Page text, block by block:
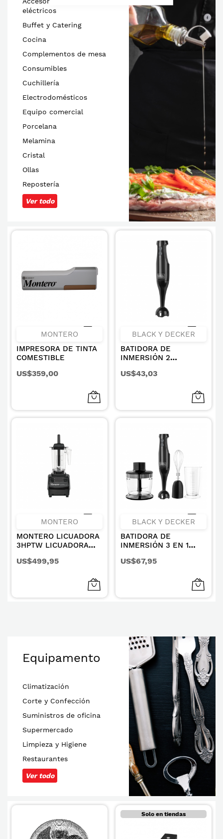
eléctricos
Buffet y Catering
Cocina
Complementos de mesa
Consumibles
Cuchillería
Electrodomésticos
Equipo comercial
Porcelana
Melamina
Cristal
Ollas
Repostería
Ver todo
MONTERO
IMPRESORA DE TINTA
COMESTIBLE
US$359,00
MONTERO
MONTERO LICUADORA
3HPTW LICUADORA
VASO 720CC Y 950CC
US$499,95
BLACK Y DECKER
BATIDORA DE
INMERSIÓN 2
BD-HB2400B
US$43,03
BLACK Y DECKER
BATIDORA DE
INMERSIÓN 3 EN 1
BD-HB2800B
US$67,95
Equipamento
Climatización
Corte y Confección
Suministros de oficina
Supermercado
Limpieza y Higiene
Restaurantes
Ver todo
Solo en tiendas